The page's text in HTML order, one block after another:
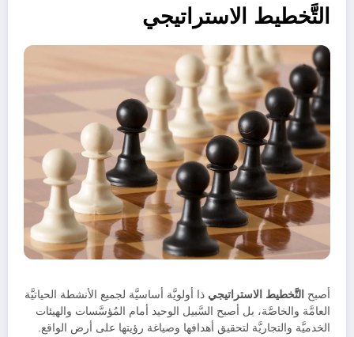
التَّخطيط الاستراتيجي
أصبح التَّخطيط الاستراتيجي ذا أولويَّة أساسيَّة لجميع الأنشطة الحياتيَّة
العامَّة والخاصَّة، بل أصبح السَّبيل الوحيد أمام المُؤسَّسات والهيئات
الخدميَّة والتجاريَّة لتحقيق أهدافها وصياغة رؤيتها على أرض الواقع.